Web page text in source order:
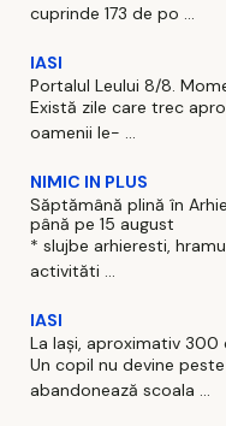
cuprinde 173 de po ...
IASI
Portalul Leului 8/8.
Există zile care trec
oamenii le- ...
NIMIC IN PLUS
Săptămână plină în
până pe 15 august
* slujbe arhieresti,
activităti ...
IASI
La Iași, aproximativ
Un copil nu devine
abandonează scoala ...